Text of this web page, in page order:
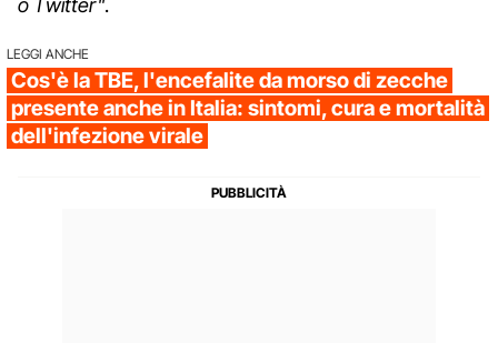
o Twitter".
LEGGI ANCHE
Cos'è la TBE, l'encefalite da morso di zecche
presente anche in Italia: sintomi, cura e mortalità
dell'infezione virale